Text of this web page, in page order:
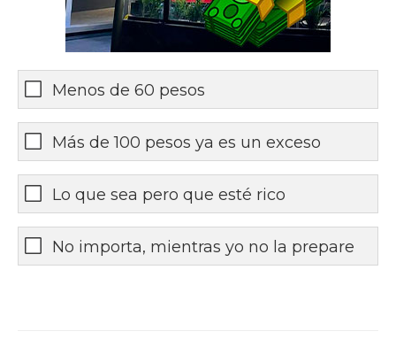
Menos de 60 pesos
Más de 100 pesos ya es un exceso
Lo que sea pero que esté rico
No importa, mientras yo no la prepare